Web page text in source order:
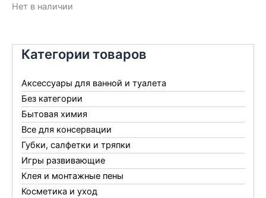
Категории товаров
Аксессуары для ванной и туалета
Без категории
Бытовая химия
Все для консервации
Губки, салфетки и тряпки
Игры развивающие
Клея и монтажные пены
Косметика и уход
Нет в наличии